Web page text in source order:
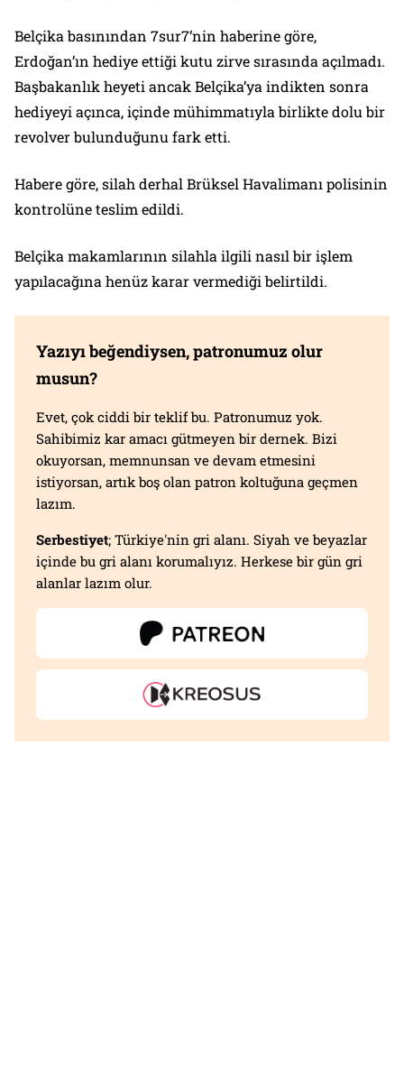
Belçika basınından 7sur7‘nin haberine göre,
Erdoğan’ın hediye ettiği kutu zirve sırasında açılmadı.
Başbakanlık heyeti ancak Belçika’ya indikten sonra
hediyeyi açınca, içinde mühimmatıyla birlikte dolu bir
revolver bulunduğunu fark etti.
Habere göre, silah derhal Brüksel Havalimanı polisinin
kontrolüne teslim edildi.
Belçika makamlarının silahla ilgili nasıl bir işlem
yapılacağına henüz karar vermediği belirtildi.
Yazıyı beğendiysen, patronumuz olur
musun?
Evet, çok ciddi bir teklif bu. Patronumuz yok.
Sahibimiz kar amacı gütmeyen bir dernek. Bizi
okuyorsan, memnunsan ve devam etmesini
istiyorsan, artık boş olan patron koltuğuna geçmen
lazım.
Serbestiyet; Türkiye'nin gri alanı. Siyah ve beyazlar
içinde bu gri alanı korumalıyız. Herkese bir gün gri
alanlar lazım olur.